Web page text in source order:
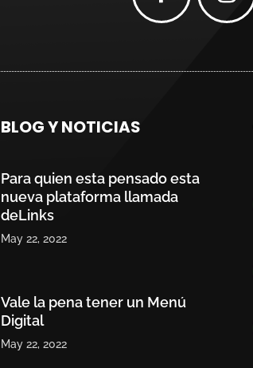
BLOG Y NOTICIAS
Para quien esta pensado esta
nueva plataforma llamada
deLinks
May 22, 2022
Vale la pena tener un Menú
Digital
May 22, 2022